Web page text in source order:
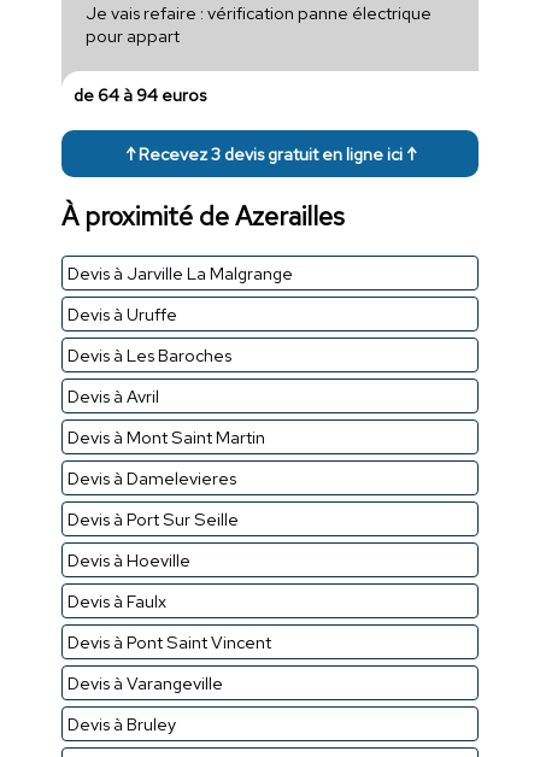
Je vais refaire : vérification panne électrique
pour appart
de 64 à 94 euros
↑ Recevez 3 devis gratuit en ligne ici ↑
À proximité de Azerailles
Devis à Jarville La Malgrange
Devis à Uruffe
Devis à Les Baroches
Devis à Avril
Devis à Mont Saint Martin
Devis à Damelevieres
Devis à Port Sur Seille
Devis à Hoeville
Devis à Faulx
Devis à Pont Saint Vincent
Devis à Varangeville
Devis à Bruley